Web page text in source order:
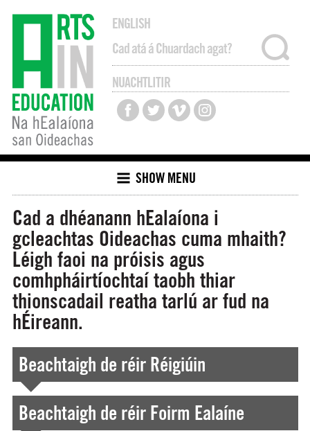
ENGLISH
NUACHTLITIR
SHOW MENU
Cad a dhéanann hEalaíona i
gcleachtas Oideachas cuma mhaith?
Léigh faoi na próisis agus
comhpháirtíochtaí taobh thiar
thionscadail reatha tarlú ar fud na
hÉireann.
Beachtaigh de réir Réigiúin
Beachtaigh de réir Foirm Ealaíne